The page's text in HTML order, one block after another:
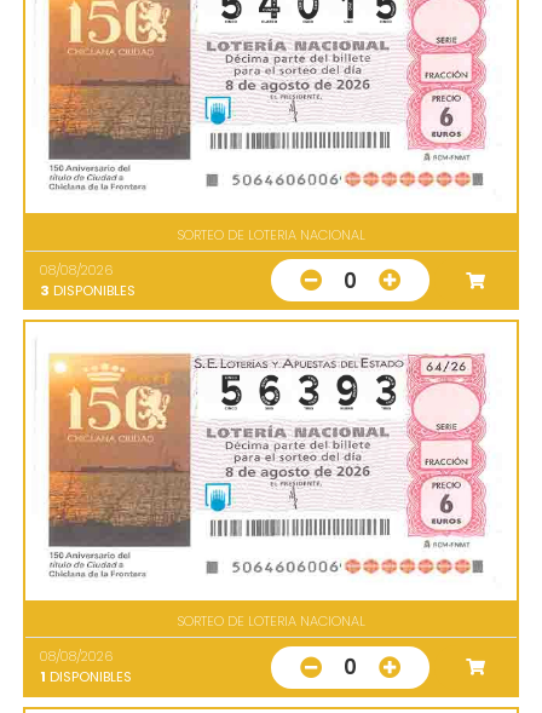
SORTEO DE LOTERIA NACIONAL
08/08/2026
3 DISPONIBLES 0
SORTEO DE LOTERIA NACIONAL
08/08/2026
1 DISPONIBLES 0